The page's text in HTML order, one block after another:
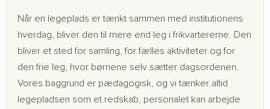
Når en legeplads er tænkt sammen med institutionens
hverdag, bliver den til mere end leg i frikvartererne. Den
bliver et sted for samling, for fælles aktiviteter og for
den frie leg, hvor børnene selv sætter dagsordenen.
Vores baggrund er pædagogisk, og vi tænker altid
legepladsen som et redskab, personalet kan arbejde